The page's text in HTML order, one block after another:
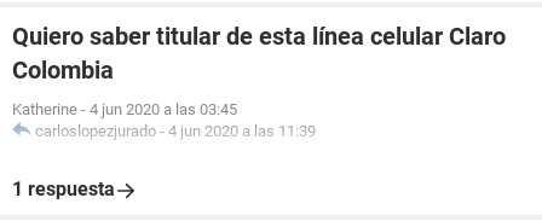
Quiero saber titular de esta línea celular Claro
Colombia
Katherine - 4 jun 2020 a las 03:45
carloslopezjurado - 4 jun 2020 a las 11:39
1 respuesta